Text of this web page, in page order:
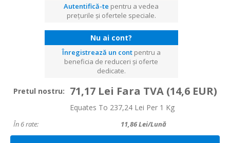
Autentifică-te pentru a vedea
prețurile și ofertele speciale.
Nu ai cont?
Înregistrează un contpentru a
beneficia de reduceri și oferte
dedicate.
Pretul nostru: 71,17 Lei Fara TVA (14,6 EUR)
Equates To 237,24 Lei Per 1 Kg
În 6 rate: 11,86Lei/lună